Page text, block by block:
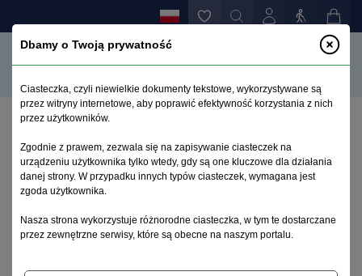
REKOMENDACJA No. R (83) 2 dotycząca ochrony
prawnej osób cierpiących na zaburzenia psychiczne
przymusowo umieszczanych w zakładach leczniczych
Archiwum 1992–2014
Dbamy o Twoją prywatność
Ciasteczka, czyli niewielkie dokumenty tekstowe, wykorzystywane są
przez witryny internetowe, aby poprawić efektywność korzystania z nich
przez użytkowników.
Zgodnie z prawem, zezwala się na zapisywanie ciasteczek na
urządzeniu użytkownika tylko wtedy, gdy są one kluczowe dla działania
danej strony. W przypadku innych typów ciasteczek, wymagana jest
zgoda użytkownika.
Nasza strona wykorzystuje różnorodne ciasteczka, w tym te dostarczane
przez zewnętrzne serwisy, które są obecne na naszym portalu.